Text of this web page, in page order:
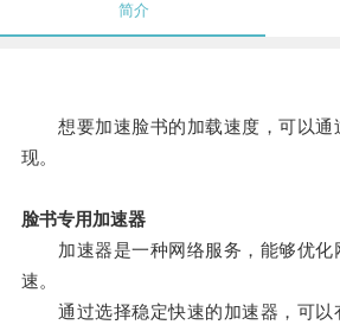
简介
想要加速脸书的加载速度，可以通
现。
脸书专用加速器
加速器是一种网络服务，能够优化
速。
通过选择稳定快速的加速器，可以